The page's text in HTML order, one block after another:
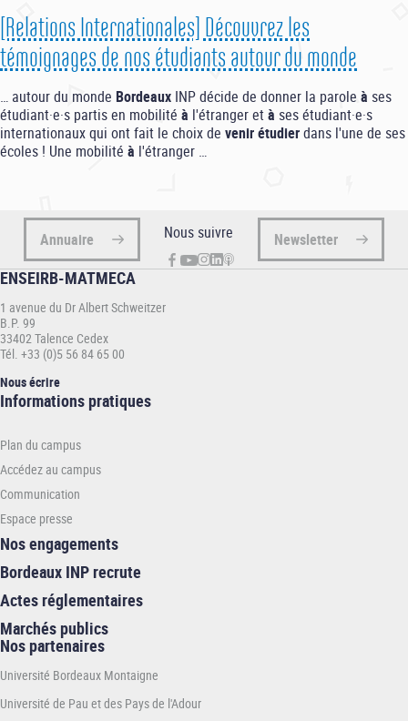
[Relations Internationales] Découvrez les
témoignages de nos étudiants autour du monde
… autour du monde Bordeaux INP décide de donner la parole à ses
étudiant·e·s partis en mobilité à l'étranger età ses étudiant·e·s
internationaux qui ont fait le choix de venirétudierdans l'une de ses
écoles ! Une mobilité à l'étranger …
Annuaire Nous suivre Newsletter
ENSEIRB-MATMECA
1 avenue du Dr Albert Schweitzer
B.P. 99
33402 Talence Cedex
Tél. +33 (0)5 56 84 65 00
Nous écrire
Informations
ENSEIRB-
MATMECA
Informations pratiques
Plan du campus
Accédez au campus
Communication
Espace presse
Nos engagements
Bordeaux INP recrute
Actes réglementaires
Marchés publics
Nos partenaires
Université Bordeaux Montaigne
Université de Pau et des Pays de l'Adour